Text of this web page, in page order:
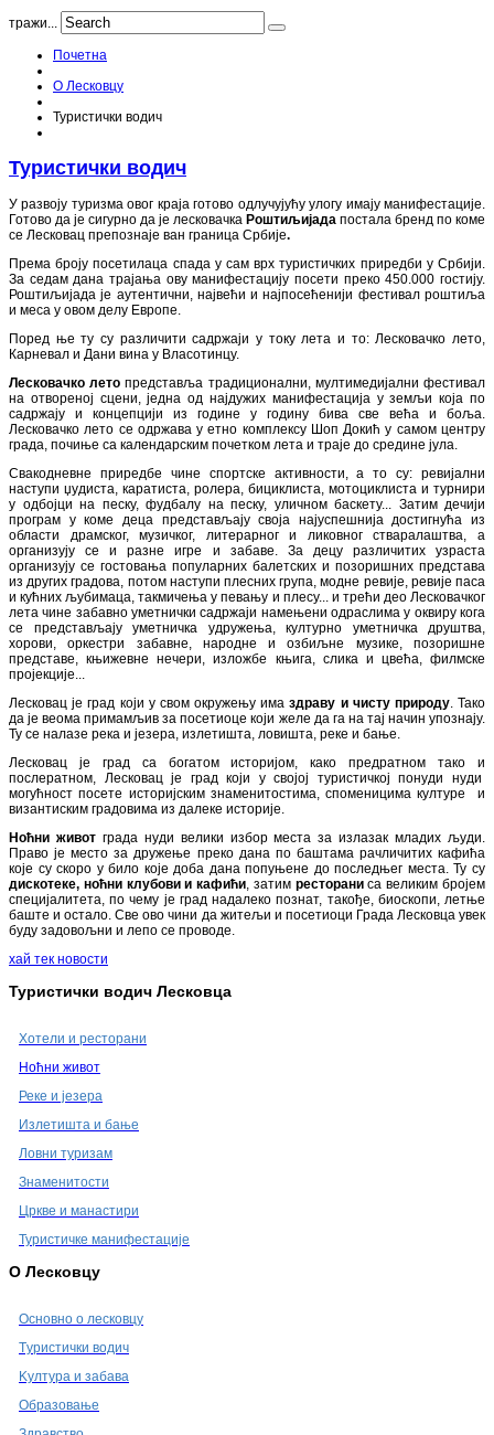
тражи...
Почетна
О Лесковцу
Туристички водич
Туристички водич
У развоју туризма овог краја готово одлучујућу улогу имају манифестације.
Готово да је сигурно да је лесковачка Роштиљијада постала бренд по коме
се Лесковац препознаје ван граница Србије.
Према броју посетилаца спада у сам врх туристичких приредби у Србији.
За седам дана трајања ову манифестацију посети преко 450.000 гостију.
Роштиљијада је аутентични, највећи и најпосећенији фестивал роштиља
и меса у овом делу Европе.
Поред ње ту су различити садржаји у току лета и то: Лесковачко лето,
Карневал и Дани вина у Власотинцу.
Лесковачко лето представља традиционални, мултимедијални фестивал
на отвореној сцени, једна од најдужих манифестација у земљи која по
садржају и концепцији из године у годину бива све већа и боља.
Лесковачко лето се одржава у етно комплексу Шоп Докић у самом центру
града, почиње са календарским почетком лета и траје до средине јула.
Свакодневне приредбе чине спортске активности, а то су: ревијални
наступи џудиста, каратиста, ролера, бициклиста, мотоциклиста и турнири
у одбојци на песку, фудбалу на песку, уличном баскету... Затим дечији
програм у коме деца представљају своја најуспешнија достигнућа из
области драмског, музичког, литерарног и ликовног стваралаштва, а
организују се и разне игре и забаве. За децу различитих узраста
организују се гостовања популарних балетских и позоришних представа
из других градова, потом наступи плесних група, модне ревије, ревије паса
и кућних љубимаца, такмичења у певању и плесу... и трећи део Лесковачког
лета чине забавно уметнички садржаји намењени одраслима у оквиру кога
се представљају уметничка удружења, културно уметничка друштва,
хорови, оркестри забавне, народне и озбиљне музике, позоришне
представе, књижевне нечери, изложбе књига, слика и цвећа, филмске
пројекције...
Лесковац је град који у свом окружењу имаздраву и чисту природу. Тако
да је веома примамљив за посетиоце који желе да га на тај начин упознају.
Ту се налазе река и језера, излетишта, ловишта, реке и бање.
Лесковац је град са богатом историјом, како предратном тако и
послератном, Лесковац је град који у својој туристичкој понуди нуди
могућност посете историјским знаменитостима, споменицима културе и
византиским градовима из далеке историје.
Ноћни животграда нуди велики избор места за излазак младих људи.
Право је место за дружење преко дана по баштама рачличитих кафића
које су скоро у било које доба дана попуњене до последњег места. Ту су
дискотеке, ноћни клубови и кафићи, затим рестораниса великим бројем
специјалитета, по чему је град надалеко познат, такође, биоскопи, летње
баште и остало. Све ово чини да житељи и посетиоци Града Лесковца увек
буду задовољни и лепо се проводе.
хай тек новости
Туристички водич Лесковца
Хотели и ресторани
Ноћни живот
Реке и језера
Излетишта и бање
Ловни туризам
Знаменитости
Цркве и манастири
Туристичке манифестације
О Лесковцу
Oсновно о лесковцу
Tуристички водич
Kултура и забава
Oбразовање